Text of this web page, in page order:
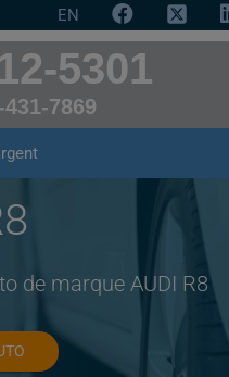
EN
5301
431-7869
de marque AUDI R8